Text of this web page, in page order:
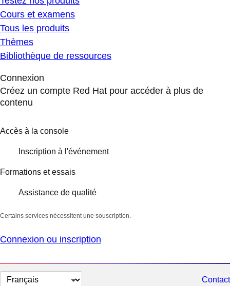
Cours et examens
Tous les produits
Thèmes
Bibliothèque de ressources
Connexion
Créez un compte Red Hat pour accéder à plus de
contenu
Accès à la console
Inscription à l'événement
Formations et essais
Assistance de qualité
Certains services nécessitent une souscription.
Connexion ou inscription
Changer
Contact